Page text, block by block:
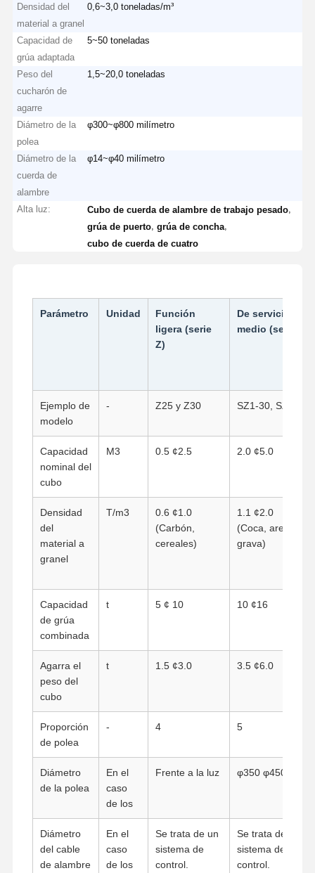
Inicio Productos Videos
Sobre
Densidad del
material a granel
0,6~3,0 toneladas/m³
Capacidad de
grúa adaptada
5~50 toneladas
Peso del
cucharón de
agarre
1,5~20,0 toneladas
Diámetro de la
polea
φ300~φ800 milímetro
Diámetro de la
cuerda de
alambre
φ14~φ40 milímetro
Alta luz: Cubo de cuerda de alambre de trabajo pesado
grúa de puerto ,grúa de concha
cubo de cuerda de cuatro
Parámetro Unidad
Función
ligera (serie
Z)
De servicio
medio (serie ZS)
Ejemplo de
modelo
- Z25 y Z30 SZ1-30, SZ2-40
Capacidad
nominal del
cubo
M3 0.5 ¢2.5 2.0 ¢5.0
Densidad
del
material a
granel
T/m3
0.6 ¢1.0
(Carbón,
cereales)
1.1 ¢2.0
(Coca, arena y
grava)
Capacidad
de grúa
combinada
t 5 ¢ 10 10 ¢16
Agarra el
peso del
cubo
t 1.5 ¢3.0 3.5 ¢6.0
Proporción
de polea
- 4 5
Diámetro
de la polea
En el
caso
de los
Frente a la luz φ350 φ450
Diámetro
del cable
de alambre
En el
caso
de los
Se trata de un
sistema de
control.
Se trata de un
sistema de
control.